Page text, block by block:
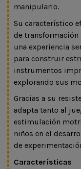
manipularlo.
Su característico
de transformación
una experiencia
para construir
instrumentos
explorando sus
Gracias a su
adapta tanto al
estimulación
niños en el
de
Características